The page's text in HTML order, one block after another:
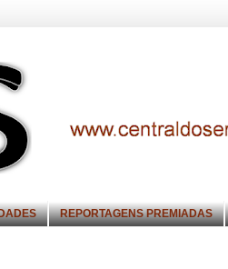
REPORTAGENS PREMIADAS